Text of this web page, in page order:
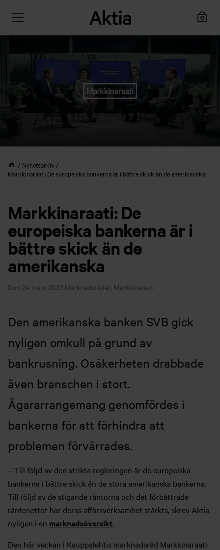
Nyhetsarkiv
Markkinaraati: De europeiska bankerna är i bättre skick än de amerikanska
Markkinaraati: De
europeiska bankerna är i
bättre skick än de
amerikanska
Den 24 mars 2023 Marknadsrådet, Markkinaraati
Den amerikanska banken SVB gick
nyligen omkull på grund av
bankrusning. Osäkerheten drabbade
även branschen i stort.
Ägararrangemang genomfördes i
bankerna för att förhindra att
problemen förvärrades.
– Till följd av den strikta regleringen är de europeiska
bankerna i bättre skick än de stora amerikanska bankerna.
Till följd av de stigande räntorna och det förbättrade
räntenettot har deras affärsverksamhet stärkts, skrev Aktia
nyligen i en marknadsöversikt.
Den här veckan i Kauppalehtis marknadsråd Markkinaraati